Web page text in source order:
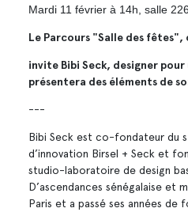
Mardi 11 février à 14h, salle 226
Le Parcours "Salle des fêtes",
invite Bibi Seck, designer
présentera des éléments de
---
Bibi Seck est co-fondateur du
d’innovation Birsel + Seck et
studio-laboratoire de design
D’ascendances sénégalaise et
Paris et a passé ses années de